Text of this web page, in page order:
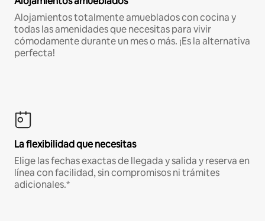
Alojamientos totalmente amueblados con cocina y
todas las amenidades que necesitas para vivir
cómodamente durante un mes o más. ¡Es la alternativa
perfecta!
La flexibilidad que necesitas
Elige las fechas exactas de llegada y salida y reserva en
línea con facilidad, sin compromisos ni trámites
adicionales.*